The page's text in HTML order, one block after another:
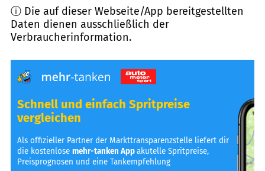
ⓘ Die auf dieser Webseite/App bereitgestellten
Daten dienen ausschließlich der
Verbraucherinformation.
Schnell und einfach Spritpreise
vergleichen
Als offizieller Partner der Markttransparenzstelle liefert dir
die kostenlosemehr-tanken Appakutelle Spritpreise,
Preisprognosen und eine Tankempfehlung